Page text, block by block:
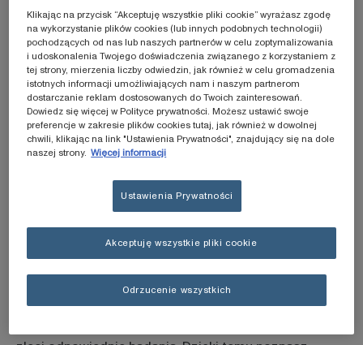
To, jak należy postąpić w przypadku kontuzji, zależy
od bardzo wielu czynników. Istotna w tym przypadku
jest przede wszystkim część ciała, której dotyczy
obrażenie oraz stopień urazu. Drobne kontuzje, np.
naciągnięcia czy lekkie zwichnięcia (takie jak np.
kontuzja nadgarstka) możesz początkowo złagodzić
w domu. W przypadku wystąpienia urazu warto
szczególnie zwrócić uwagę na
wspomóc się kulami, jeżeli potrzebujesz odciążyć
kolana czy kostki (uraz kolana czy kontuzja kostki).
Jeżeli masz uraz barku, chusta może okazać się
pomocna. W tym czasieunikaj również aktywności
ciało i nie bagatelizować bólu(np. uraz kolana
powoduje ból przy zginaniu). W takiej sytuacji
Klikając na przycisk “Akceptuję wszystkie pliki cookie” wyrażasz zgodę
na wykorzystanie plików cookies (lub innych podobnych technologii)
pochodzących od nas lub naszych partnerów w celu zoptymalizowania
i udoskonalenia Twojego doświadczenia związanego z korzystaniem z
tej strony, mierzenia liczby odwiedzin, jak również w celu gromadzenia
istotnych informacji umożliwiających nam i naszym partnerom
dostarczanie reklam dostosowanych do Twoich zainteresowań.
Dowiedz się więcej w Polityce prywatności. Możesz ustawić swoje
preferencje w zakresie plików cookies tutaj, jak również w dowolnej
chwili, klikając na link "Ustawienia Prywatności", znajdujący się na dole
naszej strony. Więcej informacji
Ustawienia Prywatności
Odrzucenie wszystkich
Akceptuję wszystkie pliki cookie